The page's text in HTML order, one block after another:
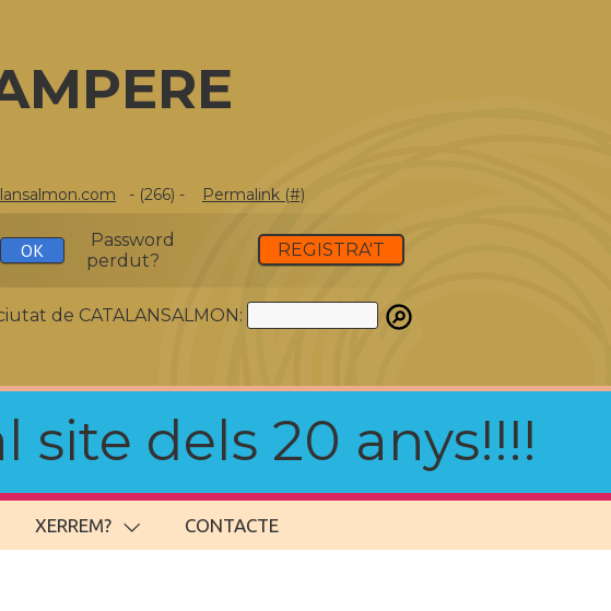
- (266) - Permalink (#)
Password
perdut?
REGISTRA'T
de CATALANSALMON:
site dels 20 anys!!!!
XERREM? CONTACTE